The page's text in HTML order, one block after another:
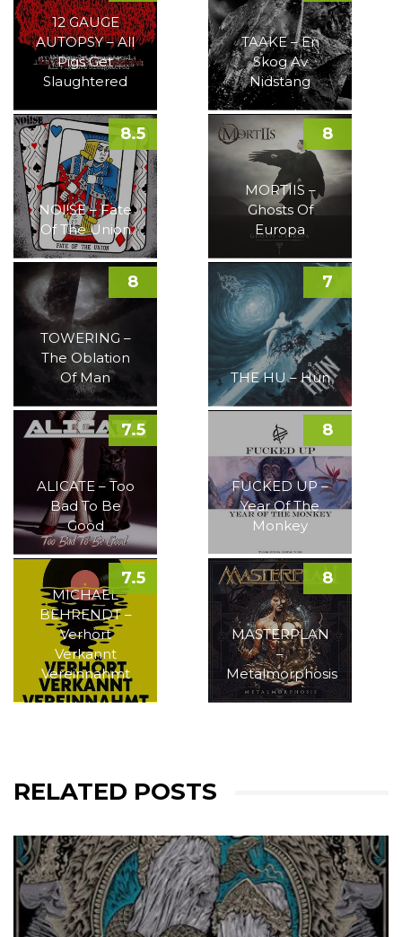
12 GAUGE
AUTOPSY – All
Pigs Get
Slaughtered
TAAKE – En
Skog Av
Nidstang
NOI!SE – Fate
Of The Union
8.5
MORTIIS –
Ghosts Of
Europa
8
TOWERING –
The Oblation
Of Man
8
THE HU – Hun
7
ALICATE – Too
Bad To Be
Good
7.5
FUCKED UP –
Year Of The
Monkey
8
MICHAEL
BEHRENDT –
Verhört
Verkannt
Vereinnahmt
7.5
MASTERPLAN
–
Metalmorphosis
8
RELATED POSTS